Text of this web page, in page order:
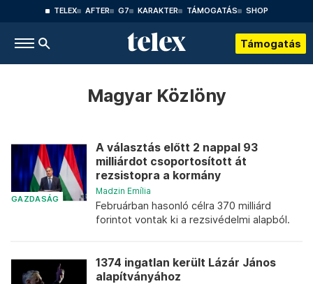
TELEX AFTER G7 KARAKTER TÁMOGATÁS SHOP
Támogatás
Magyar Közlöny
GAZDASÁG
A választás előtt 2 nappal 93
milliárdot csoportosított át
rezsistopra a kormány
Madzin Emília
Februárban hasonló célra 370 milliárd
forintot vontak ki a rezsivédelmi alapból.
1374 ingatlan került Lázár János
alapítványához